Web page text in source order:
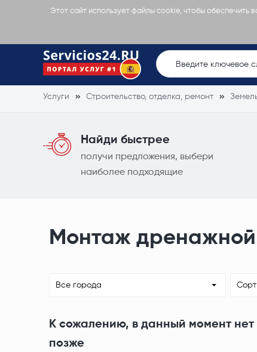
Этот сайт использует файлы cookie, чтобы обеспечить
Услуги Строительство, отделка, ремонт
Найди быстрее
получи предложения, выбери
наиболее подходящие
Монтаж дренажной
Все города
К сожалению, в данный момент нет
позже